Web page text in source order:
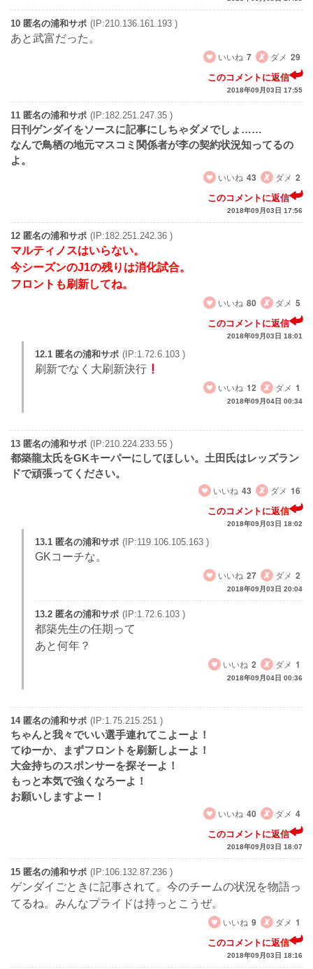
10 匿名の浦和サポ (IP:210.136.161.193 )
あと武富だった。
いいね 7 ダメ 29
このコメントに返信
2018年09月03日 17:55
11 匿名の浦和サポ (IP:182.251.247.35 )
日刊ゲンダイをソースに記事にしちゃダメでしょ……
なんで鳥栖の地元マスコミ関係者が李の契約状況知ってるの
よ。
いいね 43 ダメ 2
このコメントに返信
2018年09月03日 17:56
12 匿名の浦和サポ (IP:182.251.242.36 )
マルティノスはいらない。
今シーズンのJ1の残りは消化試合。
フロントも刷新してね。
いいね 80 ダメ 5
このコメントに返信
2018年09月03日 18:01
12.1 匿名の浦和サポ (IP:1.72.6.103 )
刷新でなく大刷新決行
いいね 12 ダメ 1
2018年09月04日 00:34
13 匿名の浦和サポ (IP:210.224.233.55 )
都築龍太氏をGKキーパーにしてほしい。土田氏はレッズラン
ドで頑張ってください。
いいね 43 ダメ 16
このコメントに返信
2018年09月03日 18:02
13.1 匿名の浦和サポ (IP:119.106.105.163 )
GKコーチな。
いいね 27 ダメ 2
2018年09月03日 20:04
13.2 匿名の浦和サポ (IP:1.72.6.103 )
都築先生の任期って
あと何年？
いいね 2 ダメ 1
2018年09月04日 00:36
14 匿名の浦和サポ (IP:1.75.215.251 )
ちゃんと我々でいい選手連れてこよーよ！
てゆーか、まずフロントを刷新しよーよ！
大金持ちのスポンサーを探そーよ！
もっと本気で強くなろーよ！
お願いしますよー！
いいね 40 ダメ 4
このコメントに返信
2018年09月03日 18:07
15 匿名の浦和サポ (IP:106.132.87.236 )
ゲンダイごときに記事されて。今のチームの状況を物語っ
てるね。みんなプライドは持っとこうぜ。
いいね 9 ダメ 1
このコメントに返信
2018年09月03日 18:16